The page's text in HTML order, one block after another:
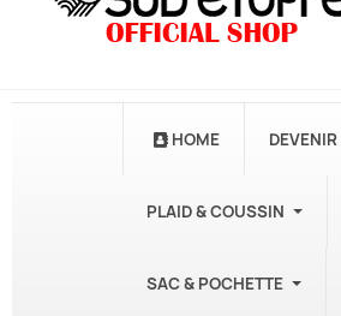
HOME
PLAID & COUSSIN
SAC & POCHETTE